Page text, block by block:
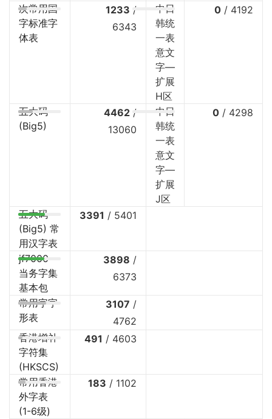
次常用国
字标准字
体表
1233 /
6343
中日
韩统
一表
意文
字—
扩展
H区
0 / 4192
五大码
(Big5)
4462 /
13060
中日
韩统
一表
意文
字—
扩展
J区
0 / 4298
五大码
(Big5) 常
用汉字表
3391 / 5401
jf7000
当务字集
基本包
3898 /
6373
常用字字
形表
3107 /
4762
香港增补
字符集
(HKSCS)
491 / 4603
常用香港
外字表
(1-6级)
183 / 1102